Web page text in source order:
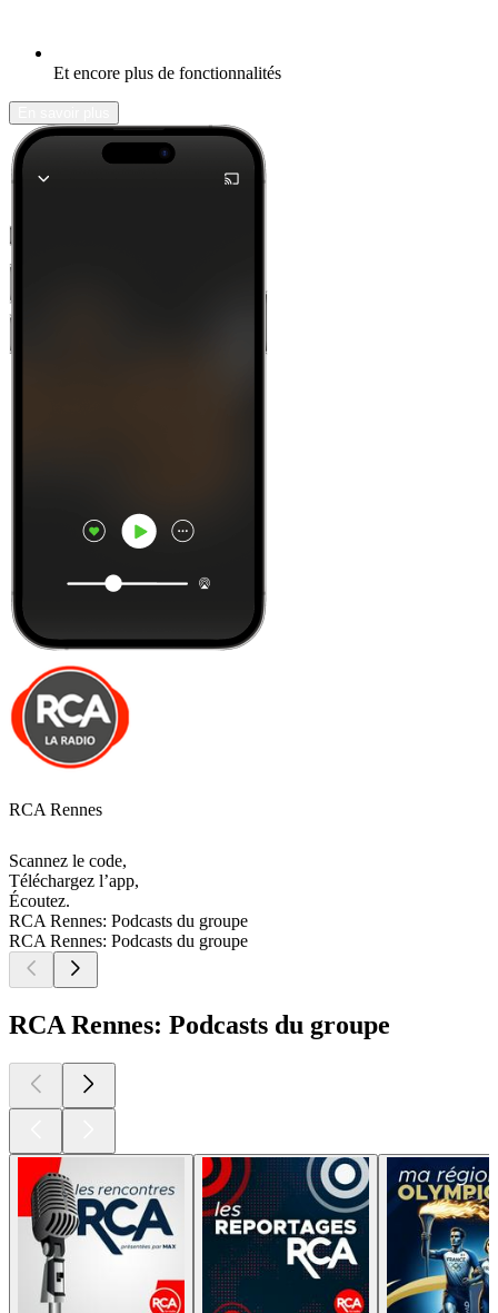
Et encore plus de fonctionnalités
RCA Rennes
Scannez le code,
Téléchargez l’app,
Écoutez.
RCA Rennes: Podcasts du groupe
RCA Rennes: Podcasts du groupe
RCA Rennes: Podcasts du groupe